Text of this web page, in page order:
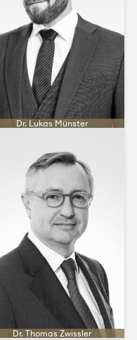
Dr. Lukas Münster
Dr. Thomas Zwissler